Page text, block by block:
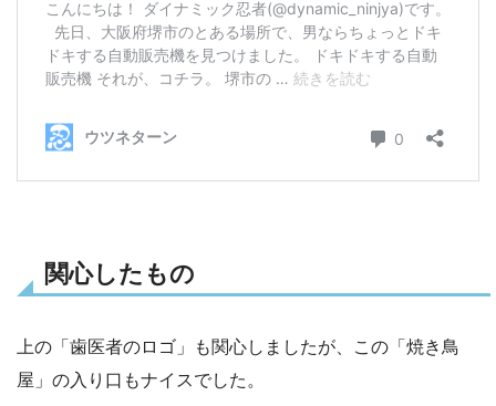
関心したもの
上の「歯医者のロゴ」も関心しましたが、この「焼き鳥
屋」の入り口もナイスでした。